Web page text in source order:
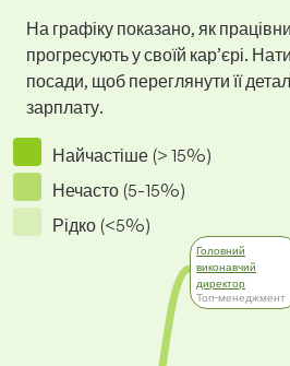
На графіку показано, як
прогресують у своїй кар’єрі.
посади, щоб переглянути її
зарплату.
Найчастіше (> 15%)
Нечасто (5-15%)
Рідко (<5%)
Головний
виконавчий
директор
Топ-менеджмент